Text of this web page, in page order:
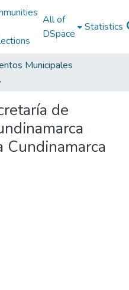
All of
DSpace
Statistics
Municipales
2013
de
Cundinamarca